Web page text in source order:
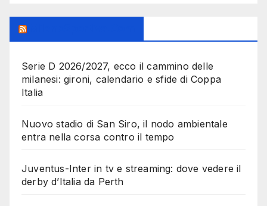
Serie D 2026/2027, ecco il cammino delle
milanesi: gironi, calendario e sfide di Coppa
Italia
Nuovo stadio di San Siro, il nodo ambientale
entra nella corsa contro il tempo
Juventus-Inter in tv e streaming: dove vedere il
derby d’Italia da Perth